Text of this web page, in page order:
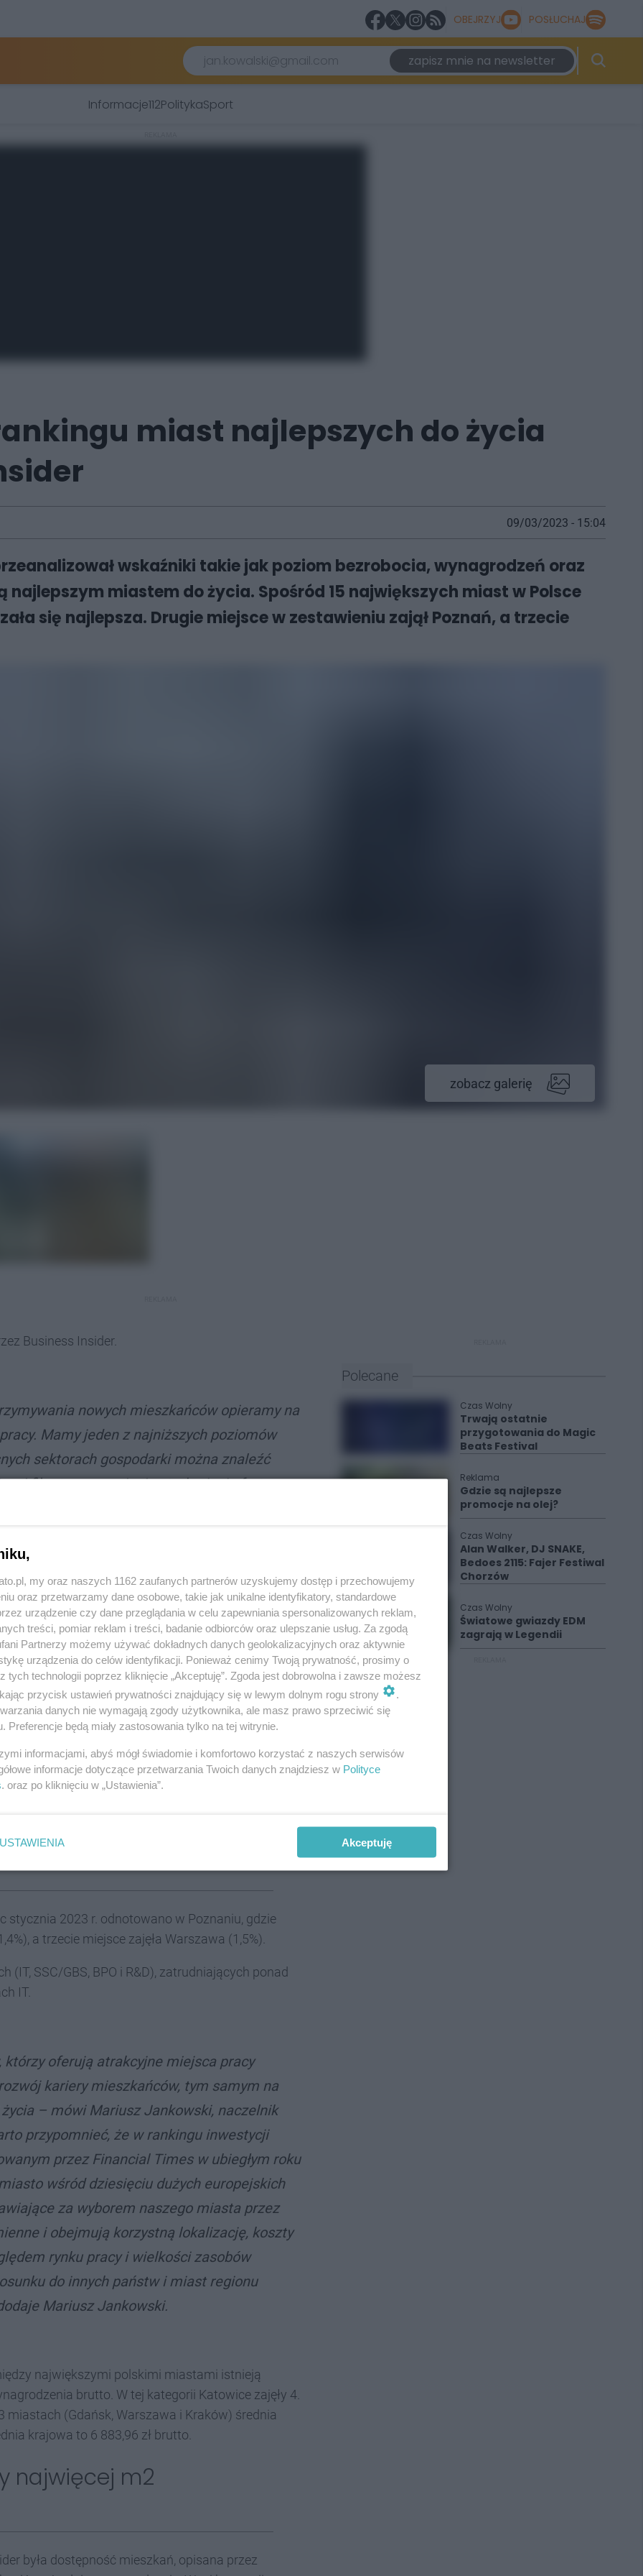
OBEJRZYJ POSŁUCHAJ
zapisz mnie na newsletter
Informacje112PolitykaSport
miast najlepszych do życia
09/03/2023 - 15:04
wskaźniki takie jak poziom bezrobocia, wynagrodzeń oraz
miastem do życia. Spośród 15 największych miast w Polsce
się najlepsza. Drugie miejsce w zestawieniu zajął Poznań, a trzecie
zobacz galerię
Business Insider.
nowych mieszkańców opieramy na
Mamy jeden z najniższych poziomów
sektorach gospodarki można znaleźć
filar to zapewnienie atrakcyjnej oferty
Katowickiego TBS czy też cieszącego
za remont”. Trzeci filar to
wylicza Marcin Krupa, prezydent Katowic.
danych za styczeń 2023 r. Redakcja bazowała na
do najniższych w
stycznia 2023 r. odnotowano w Poznaniu, gdzie
a trzecie miejsce zajęła Warszawa (1,5%).
(IT, SSC/GBS, BPO i R&D), zatrudniających ponad
IT.
oferują atrakcyjne miejsca pracy
kariery mieszkańców, tym samym na
– mówi Mariusz Jankowski, naczelnik
przypomnieć, że w rankingu inwestycji
przez Financial Times w ubiegłym roku
wśród dziesięciu dużych europejskich
za wyborem naszego miasta przez
i obejmują korzystną lokalizację, koszty
rynku pracy i wielkości zasobów
do innych państw i miast regionu
Mariusz Jankowski.
największymi polskimi miastami istnieją
brutto. W tej kategorii Katowice zajęły 4.
miastach (Gdańsk, Warszawa i Kraków) średnia
krajowa to 6 883,96 zł brutto.
najwięcej m2
była dostępność mieszkań, opisana przez
Polecane
Czas Wolny
Trwają ostatnie
przygotowania do Magic
Beats Festival
Reklama
Gdzie są najlepsze
promocje na olej?
Czas Wolny
Alan Walker, DJ SNAKE,
Bedoes 2115: Fajer Festiwal
Chorzów
Czas Wolny
Światowe gwiazdy EDM
zagrają w Legendii
my oraz naszych 1162 zaufanych partnerów uzyskujemy dostęp i przechowujemy
oraz przetwarzamy dane osobowe, takie jak unikalne identyfikatory, standardowe
urządzenie czy dane przeglądania w celu zapewniania spersonalizowanych reklam,
treści, pomiar reklam i treści, badanie odbiorców oraz ulepszanie usług. Za zgodą
Partnerzy możemy używać dokładnych danych geolokalizacyjnych oraz aktywnie
urządzenia do celów identyfikacji. Ponieważ cenimy Twoją prywatność, prosimy o
tych technologii poprzez kliknięcie „Akceptuję”. Zgoda jest dobrowolna i zawsze możesz
przycisk ustawień prywatności znajdujący się w lewym dolnym rogu strony
.
danych nie wymagają zgody użytkownika, ale masz prawo sprzeciwić się
Preferencje będą miały zastosowania tylko na tej witrynie.
informacjami, abyś mógł świadomie i komfortowo korzystać z naszych serwisów
informacje dotyczące przetwarzania Twoich danych znajdziesz w Polityce
. oraz po kliknięciu w „Ustawienia”.
USTAWIENIA Akceptuję